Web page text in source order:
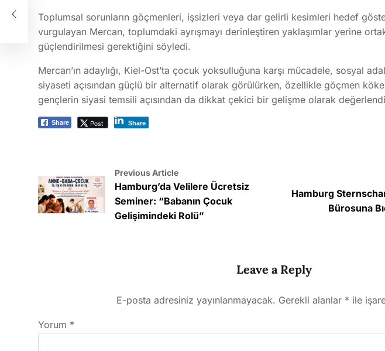
Toplumsal sorunların göçmenleri, işsizleri veya dar gelirli kesimleri hedef
vurgulayan Mercan, toplumdaki ayrışmayı derinleştiren yaklaşımlar yerine
güçlendirilmesi gerektiğini söyledi.
Mercan’ın adaylığı, Kiel-Ost’ta çocuk yoksulluğuna karşı mücadele, sosyal
siyaseti açısından güçlü bir alternatif olarak görülürken, özellikle göçmen
gençlerin siyasi temsili açısından da dikkat çekici bir gelişme olarak
Share Post Share
Previous Article
Hamburg’da Velilere Ücretsiz
Seminer: “Babanın Çocuk
Gelişimindeki Rolü”
Hamburg
Bürosuna
Leave a Reply
E-posta adresiniz yayınlanmayacak. Gerekli alanlar * ile
Yorum *